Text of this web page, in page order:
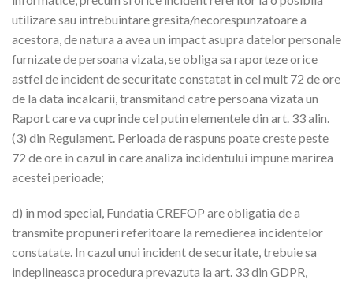
utilizare sau intrebuintare gresita/necorespunzatoare a
acestora, de natura a avea un impact asupra datelor personale
furnizate de persoana vizata, se obliga sa raporteze orice
astfel de incident de securitate constatat in cel mult 72 de ore
de la data incalcarii, transmitand catre persoana vizata un
Raport care va cuprinde cel putin elementele din art. 33 alin.
(3) din Regulament. Perioada de raspuns poate creste peste
72 de ore in cazul in care analiza incidentului impune marirea
acestei perioade;
d) in mod special, Fundatia CREFOP are obligatia de a
transmite propuneri referitoare la remedierea incidentelor
constatate. In cazul unui incident de securitate, trebuie sa
indeplineasca procedura prevazuta la art. 33 din GDPR,